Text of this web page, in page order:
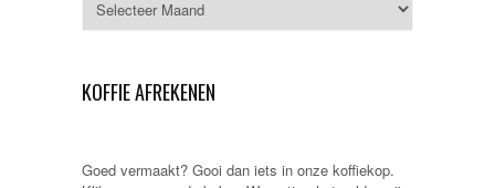
KOFFIE AFREKENEN
Goed vermaakt? Gooi dan iets in onze koffiekop.